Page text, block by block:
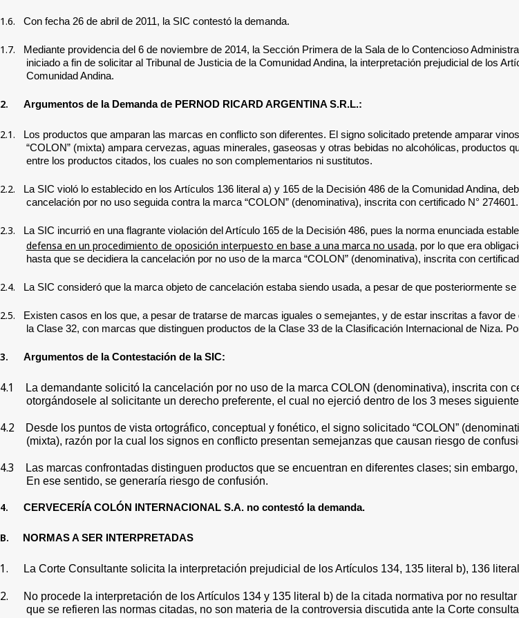
1.6. Con fecha 26 de abril de 2011, la SIC contestó la demanda.
1.7. Mediante providencia del 6 de noviembre de 2014, la Sección Primera de la Sala de lo Contencioso
iniciado a fin de solicitar al Tribunal de Justicia de la Comunidad Andina, la interpretación prejudicial de los
Comunidad Andina.
2. Argumentos de la Demanda de PERNOD RICARD ARGENTINA S.R.L.:
2.1. Los productos que amparan las marcas en conflicto son diferentes. E l signo solicitado pretende amparar
“COLON” (mixta) ampara cervezas, aguas minerales, gaseosas y otras bebidas no alcohólicas, productos
entre los productos citados, los cuales no son complementarios ni sustitutos.
2.2.
La SIC violó lo establecido en los Artículos 136 literal a) y 165 de la Decisión 486 de la Comunidad Andina,
cancelación por no uso seguida contra la marca “COLON” (denominativa), inscrita con certificado N° 274601.
2.3. La SIC incurrió en una flagrante violación del Artículo 165 de la Decisión 486, pues la norma enunciada
defensa en un procedimiento de oposición interpuesto en base a una marca no usada, por lo que era
hasta que se decidiera la cancelación por no uso de la marca “COLON” (denominativa), inscrita con
2.4. La SIC consideró que la marca objeto de cancelación estaba siendo usada, a pesar de que posteriormente
2.5.
Existen casos en los que, a pesar de tratarse de marcas iguales o semejantes, y de estar inscritas a favor
la Clase 32, con marcas que distinguen productos de la Clase 33 de la Clasificación Internacional de Niza.
3. Argumentos de la Contestación de la SIC:
4.1
La demandante solicitó la cancelación por no uso de la marca COLON (denominativa), inscrita
otorgándosele al solicitante un derecho preferente, el cual no ejerció dentro de los 3 meses
4.2
Desde los puntos de vista ortográfico, conceptual y fonético, el signo solicitado “COLON”
(mixta), razón por la cual los signos en conflicto presentan semejanzas que causan riesgo de
4.3
Las marcas confrontadas distinguen productos que se encuentran en diferentes clases; sin
En ese sentido, se generaría riesgo de confusión.
4. CERVECERÍA COLÓN INTERNACIONAL S.A. no contestó la demanda.
B. NORMAS A SER INTERPRETADAS
1. La Corte Consultante solicita la interpretación prejudicial de los Artículos 134, 135 literal b), 136
2.
No procede la interpretación de los Artículos 134 y 135 literal b) de la citada normativa por no
que se refieren las normas citadas, no son materia de la controversia discutida ante la Corte